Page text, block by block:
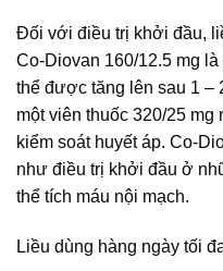
Đối với điều trị khởi đầu,
Co-Diovan 160/12.5 mg
thể được tăng lên sau 1 –
một viên thuốc 320/25 mg
kiểm soát huyết áp. Co-
như điều trị khởi đầu ở
thể tích máu nội mạch.
Liều dùng hàng ngày tối